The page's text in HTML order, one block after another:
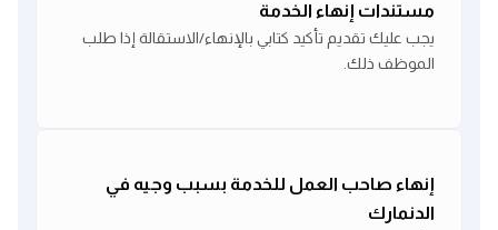
مستندات إنهاء الخدمة
يجب عليك تقديم تأكيد كتابي بالإنهاء/الاستقالة إذا طلب
الموظف ذلك.
إنهاء صاحب العمل للخدمة بسبب وجيه في
الدنمارك